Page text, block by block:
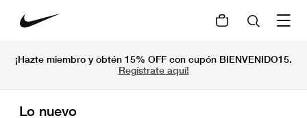
¡Hazte miembro y obtén 15% OFF con cupón BIENVENIDO15.
Regístrate aquí!
Lo nuevo